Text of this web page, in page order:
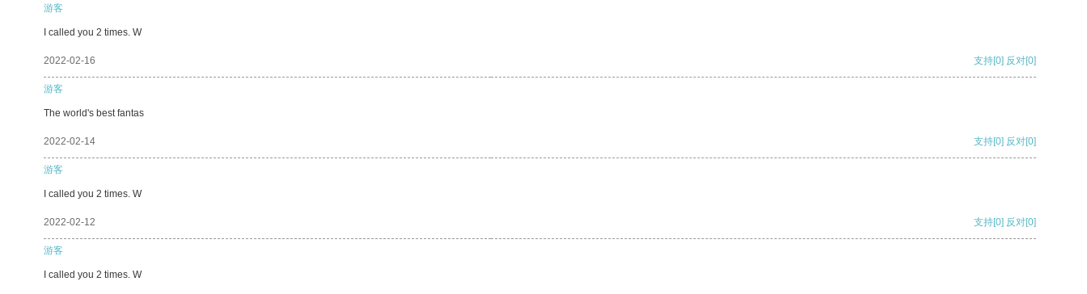
游客
I called you 2 times. W
2022-02-16 支持[0] 反对[0]
游客
The world's best fantas
2022-02-14 支持[0] 反对[0]
游客
I called you 2 times. W
2022-02-12 支持[0] 反对[0]
游客
I called you 2 times. W